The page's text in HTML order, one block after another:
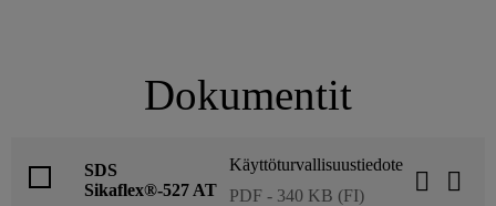
Dokumentit
SDS
Sikaflex®-527 AT
Käyttöturvallisuustiedote
PDF - 340 KB (FI)